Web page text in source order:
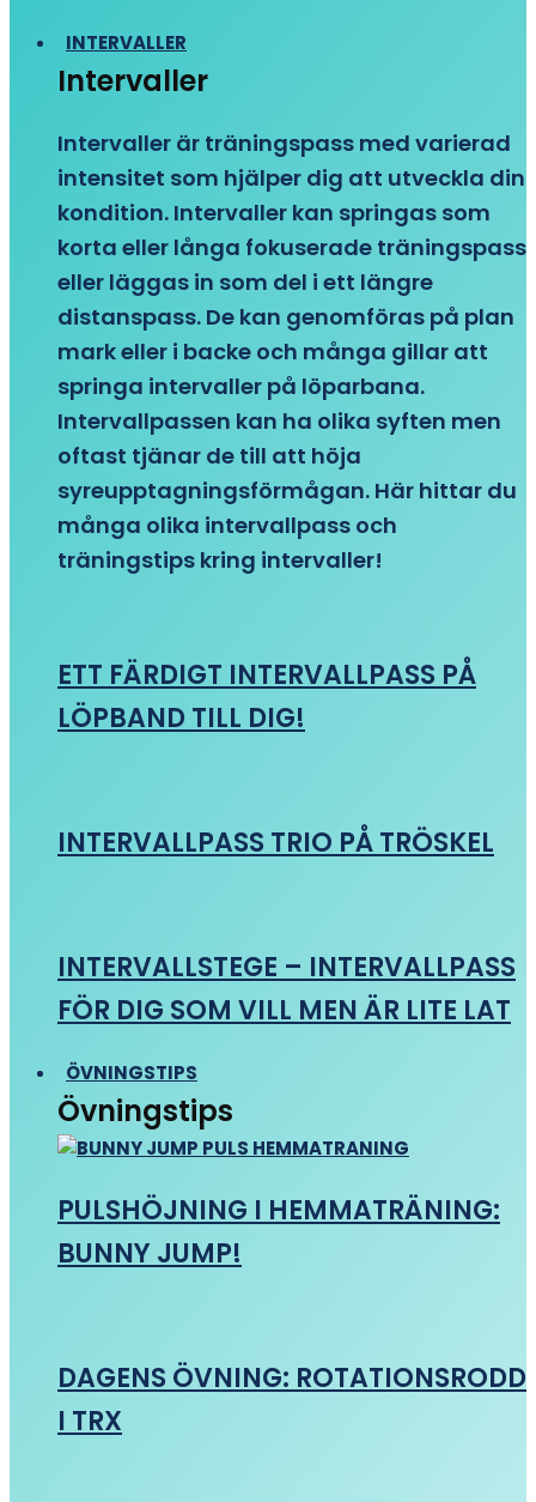
INTERVALLER
Intervaller
Intervaller är träningspass med varierad
intensitet som hjälper dig att utveckla din
kondition. Intervaller kan springas som
korta eller långa fokuserade träningspass
eller läggas in som del i ett längre
distanspass. De kan genomföras på plan
mark eller i backe och många gillar att
springa intervaller på löparbana.
Intervallpassen kan ha olika syften men
oftast tjänar de till att höja
syreupptagningsförmågan. Här hittar du
många olika intervallpass och
träningstips kring intervaller!
ETT FÄRDIGT INTERVALLPASS PÅ
LÖPBAND TILL DIG!
INTERVALLPASS TRIO PÅ TRÖSKEL
INTERVALLSTEGE – INTERVALLPASS
FÖR DIG SOM VILL MEN ÄR LITE LAT
ÖVNINGSTIPS
Övningstips
PULSHÖJNING I HEMMATRÄNING:
BUNNY JUMP!
DAGENS ÖVNING: ROTATIONSRODD
I TRX